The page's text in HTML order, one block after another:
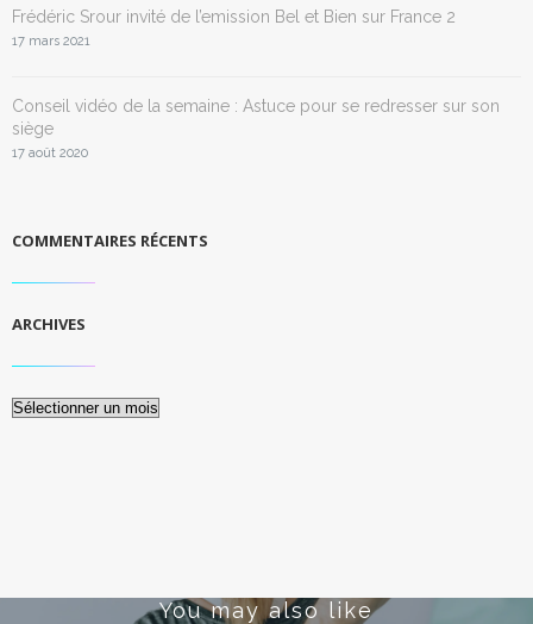
Frédéric Srour invité de l’emission Bel et Bien sur France 2
17 mars 2021
Conseil vidéo de la semaine : Astuce pour se redresser sur son
siège
17 août 2020
COMMENTAIRES RÉCENTS
ARCHIVES
Archives
You may also like